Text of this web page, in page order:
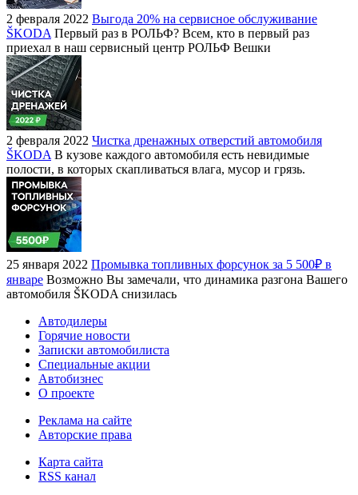
2 февраля 2022 Выгода 20% на сервисное обслуживание
ŠKODA Первый раз в РОЛЬФ? Всем, кто в первый раз
приехал в наш сервисный центр РОЛЬФ Вешки
2 февраля 2022 Чистка дренажных отверстий автомобиля
ŠKODA В кузове каждого автомобиля есть невидимые
полости, в которых скапливаться влага, мусор и грязь.
25 января 2022 Промывка топливных форсунок за 5 500₽ в
январе Возможно Вы замечали, что динамика разгона Вашего
автомобиля ŠKODA снизилась
Автодилеры
Горячие новости
Записки автомобилиста
Специальные акции
Автобизнес
О проекте
Реклама на сайте
Авторские права
Карта сайта
RSS канал